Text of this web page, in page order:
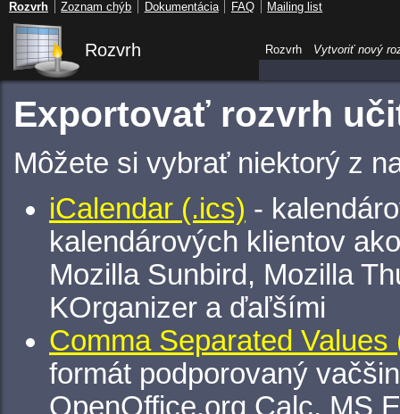
Rozvrh
Exportovať rozvrh
Môžete si vybrať niektorý z
iCalendar (.ics) -
kalendárových klientov
Mozilla Sunbird, Mozilla
KOrganizer a ďaľšími
Comma Separated Values
formát podporovaný
OpenOffice.org Calc, MS
Rozvrh Vytvoriť nový
Rozvrh Zoznam chýb Dokumentácia FAQ Mailing list